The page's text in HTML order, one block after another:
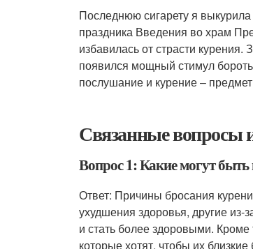
Последнюю сигарету я
праздника Введения во храм
избавилась от страсти
появился мощный стимул
послушание и курение –
Связанные вопросы
Вопрос 1: Какие могут
Ответ: Причины бросания
ухудшения здоровья, другие из-
и стать более здоровыми.
которые хотят, чтобы их